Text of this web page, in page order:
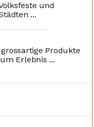
und
...
Produkte
Erlebnis ...